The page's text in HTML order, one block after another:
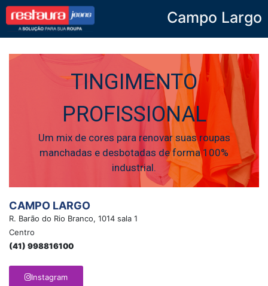
Restaura JeansCampo Largo
TINGIMENTO
PROFISSIONAL
Um mix de cores para renovar suas roupas
manchadas e desbotadas de forma 100%
industrial.
CAMPO LARGO
R. Barão do Rio Branco, 1014 sala 1
Centro
(41) 998816100
Instagram